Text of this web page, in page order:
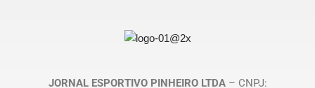
JORNAL ESPORTIVO PINHEIRO LTDA– CNPJ: